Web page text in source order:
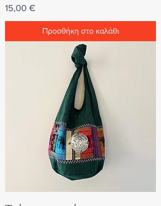
Τιμή
15,00 €
Προσθήκη στο καλάθι